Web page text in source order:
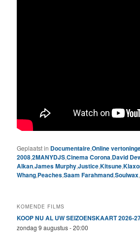
Geplaatst in Documentaire,Online
2008,2MANYDJS,Cinema Corona,David
Alkan,James Murphy,Justice,Kitsune,
Whang,Peaches,Saam Farahmand,Soulwax,
KOMENDE FILMS
KOOP NU AL UW SEIZOENSKAART 2026-
zondag 9 augustus - 20:00